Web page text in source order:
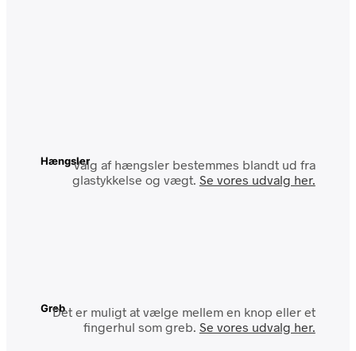
HængslerValg af hængsler bestemmes blandt ud fra
glastykkelse og vægt. Se vores udvalg her.
GrebDet er muligt at vælge mellem en knop eller et
fingerhul som greb. Se vores udvalg her.